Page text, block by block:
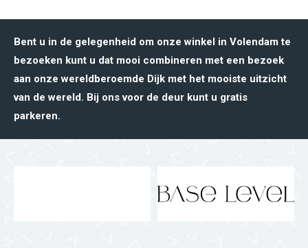
Bent u in de gelegenheid om onze winkel in Volendam te
bezoeken kunt u dat mooi combineren met een bezoek
aan onze wereldberoemde Dijk met het mooiste uitzicht
van de wereld. Bij ons voor de deur kunt u gratis
parkeren.